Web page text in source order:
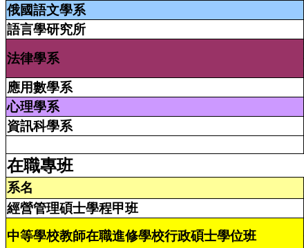
俄國語文學系
語言學研究所
法律學系
應用數學系
心理學系
資訊科學系
在職專班
系名
經營管理碩士學程甲班
中等學校教師在職進修學校行政碩士學位班